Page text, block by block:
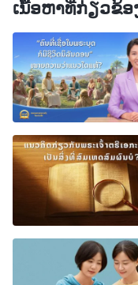
ການເຊື່ອໃນອົງພຣະເ
ເຢໂຮວາ? ບໍ່ໄດ້ຢ່າ
ຢູດາປະຕິເສດທີ່ຈະຍອ
ນັ້ນຄືການທໍລະຍົດພຣະ
ຊ່ວຍໃຫ້ພຣະອົງຖືກຄຶງ
ແບບນັ້ນ? ມັນເປັນເພ
ການທີ່ພຣະວິນຍານຂ
ເຮັດພາລະກິດໃນເນື້
ແຕກຕ່າງ, ແຕ່ອົງພຣະ
ພຣະວິນຍານອົງດຽວ
ເລື່ອງລາວທີ່ອັດສະຈັ
ເນື້ອຫາທີ່ກ່ຽວຂ້ອ